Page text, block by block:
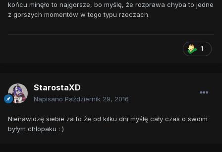
końcu minęło to najgorsze, bo myślę, że rozprawa chyba to jedne
z gorszych momentów w tego typu rzeczach.
1
StarostaXD
Napisano Październik 29, 2016
Nienawidzę siebie za to że od kilku dni myślę cały czas o swoim
byłym chłopaku : )